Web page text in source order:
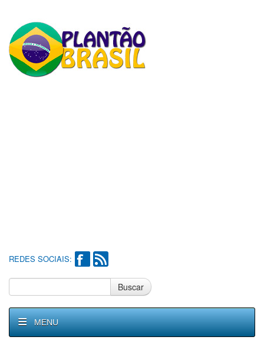
REDES SOCIAIS:
Buscar
MENU